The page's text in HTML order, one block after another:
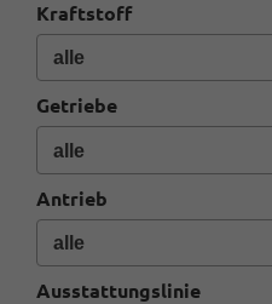
Kraftstoff
Getriebe
Antrieb
Ausstattungslinie